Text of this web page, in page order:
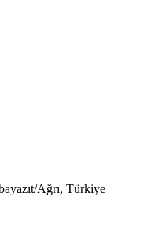
Ağrı, Türkiye